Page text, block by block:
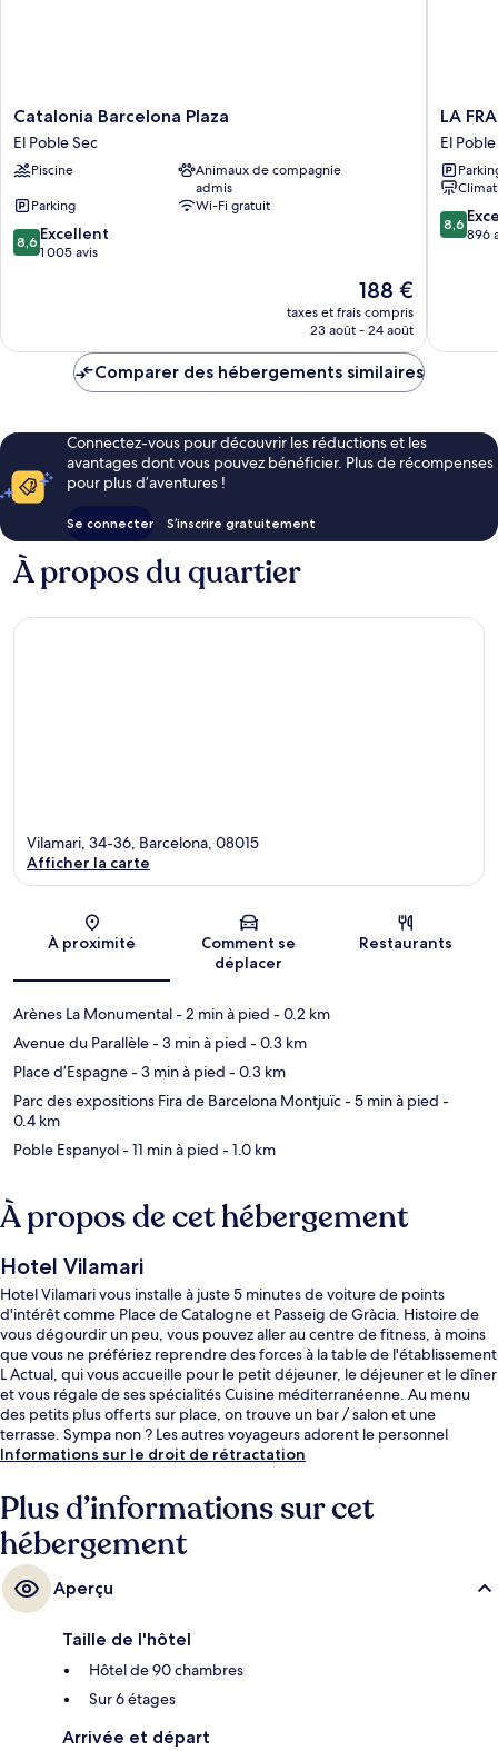
Catalonia
Barcelona
Plaza
El
Sec
Catalonia Barcelona Plaza
El Poble Sec
Piscine
Animaux de compagnie
admis
Parking
Wi-Fi gratuit
8.6
sur
8,6 Excellent
1 005 avis
Le
nouveau
prix
de
188 €
taxes et frais compris
23 août - 24 août
LA
FRANÇA
HOTEL
El
Poble
Sec
LA
El
8.6
sur
8,6
896
Comparer des hébergements similaires
Connectez-vous pour découvrir les réductions et les
avantages dont vous pouvez bénéficier. Plus de récompenses
pour plus d’aventures !
Se connecter S’inscrire gratuitement
À propos du quartier
Carte
Vilamari, 34-36, Barcelona, 08015
Afficher la carte
À proximité
Comment se
déplacer
Restaurants
Arènes La Monumental- 2 min à pied - 0.2 km
Avenue du Parallèle- 3 min à pied - 0.3 km
Place d’Espagne- 3 min à pied - 0.3 km
Parc des expositions Fira de Barcelona Montjuïc- 5 min à pied -
0.4 km
Poble Espanyol- 11 min à pied - 1.0 km
À propos de cet hébergement
Hotel Vilamari
Hotel Vilamari vous installe à juste 5 minutes de voiture de points
d'intérêt comme Place de Catalogne et Passeig de Gràcia. Histoire de
vous dégourdir un peu, vous pouvez aller au centre de fitness, à moins
que vous ne préfériez reprendre des forces à la table de l'établissement
L Actual, qui vous accueille pour le petit déjeuner, le déjeuner et le dîner
et vous régale de ses spécialités Cuisine méditerranéenne. Au menu
des petits plus offerts sur place, on trouve un bar / salon et une
terrasse. Sympa non ? Les autres voyageurs adorent le personnel
attentionné. Les transports publics se situent à une courte distance à
à 5 min.
Informations sur le droit de rétractation
Plus d’informations sur cet
hébergement
Aperçu
Taille de l'hôtel
Hôtel de 90 chambres
Sur 6 étages
Arrivée et départ